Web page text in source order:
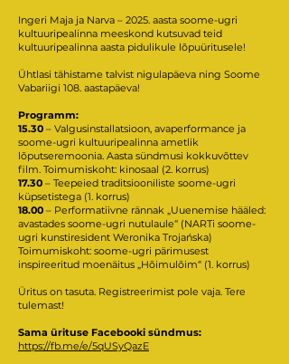
Ingeri Maja ja Narva – 2025. aasta soome-ugri
kultuuripealinna meeskond kutsuvad teid
kultuuripealinna aasta pidulikule lõpuüritusele!
Ühtlasi tähistame talvist nigulapäeva ning Soome
Vabariigi 108. aastapäeva!
Programm:
15.30 – Valgusinstallatsioon, avaperformance ja
soome-ugri kultuuripealinna ametlik
lõputseremoonia. Aasta sündmusi kokkuvõttev
film. Toimumiskoht: kinosaal (2. korrus)
17.30 – Teepeied traditsiooniliste soome-ugri
küpsetistega (1. korrus)
18.00 – Performatiivne rännak „Uuenemise hääled:
avastades soome-ugri nutulaule“ (NARTi soome-
ugri kunstiresident Weronika Trojańska)
Toimumiskoht: soome-ugri pärimusest
inspireeritud moenäitus „Hõimulõim“ (1. korrus)
Üritus on tasuta. Registreerimist pole vaja. Tere
tulemast!
Sama ürituse Facebooki sündmus:
https://fb.me/e/5qUSyQazE